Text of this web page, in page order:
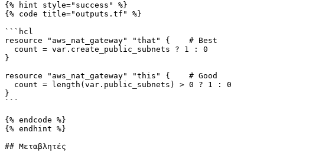
{% hint style="success" %}
{% code title="outputs.tf" %}
```hcl
resource "aws_nat_gateway" "that" {    # Best
}
resource "aws_nat_gateway" "this" {    # Good
}
```
{% endcode %}
{% endhint %}
## Μεταβλητές